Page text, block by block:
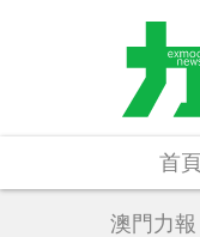
首頁
澳門力報